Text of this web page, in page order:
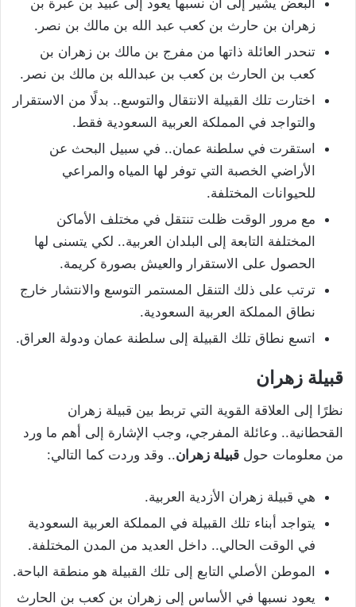
زهران بن حارث بن كعب عبد الله بن مالك بن نصر.
تنحدر العائلة ذاتها من مفرج بن مالك بن زهران بن
كعب بن الحارث بن كعب بن عبدالله بن مالك بن نصر.
اختارت تلك القبيلة الانتقال والتوسع.. بدلًا من الاستقرار
والتواجد في المملكة العربية السعودية فقط.
استقرت في سلطنة عمان.. في سبيل البحث عن
الأراضي الخصبة التي توفر لها المياه والمراعي
للحيوانات المختلفة.
مع مرور الوقت ظلت تنتقل في مختلف الأماكن
المختلفة التابعة إلى البلدان العربية.. لكي يتسنى لها
الحصول على الاستقرار والعيش بصورة كريمة.
ترتب على ذلك التنقل المستمر التوسع والانتشار خارج
نطاق المملكة العربية السعودية.
اتسع نطاق تلك القبيلة إلى سلطنة عمان ودولة العراق.
قبيلة زهران
نظرًا إلى العلاقة القوية التي تربط بين قبيلة زهران
القحطانية.. وعائلة المفرجي، وجب الإشارة إلى أهم ما ورد
من معلومات حول قبيلة زهران.. وقد وردت كما التالي:
هي قبيلة زهران الأزدية العربية.
يتواجد أبناء تلك القبيلة في المملكة العربية السعودية
في الوقت الحالي.. داخل العديد من المدن المختلفة.
الموطن الأصلي التابع إلى تلك القبيلة هو منطقة الباحة.
يعود نسبها في الأساس إلى زهران بن كعب بن الحارث